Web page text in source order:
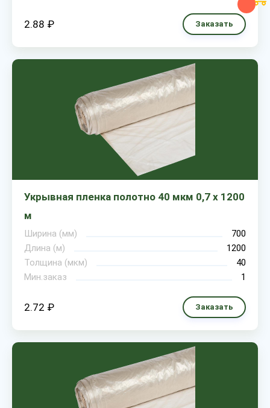
2.88 ₽ Заказать
Укрывная пленка полотно 40 мкм 0,7 х 1200
м
Ширина (мм)
700
Длина (м)
1200
Толщина (мкм)
40
Мин.заказ
1
2.72 ₽ Заказать